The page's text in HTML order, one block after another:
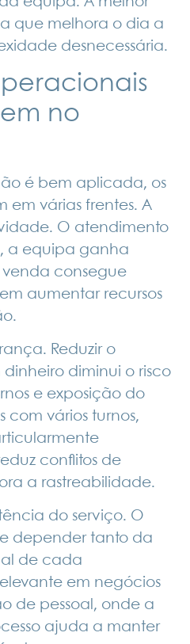
que melhora o dia a
desnecessária.
no
é bem aplicada, os
em várias frentes. A
O atendimento
a equipa ganha
consegue
aumentar recursos
Reduzir o
diminui o risco
e exposição do
com vários turnos,
conflitos de
a rastreabilidade.
do serviço. O
depender tanto da
de cada
em negócios
de pessoal, onde a
ajuda a manter